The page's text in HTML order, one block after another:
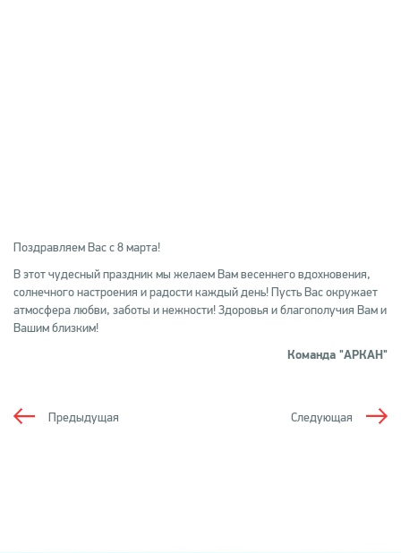
Поздравляем Вас с 8 марта!
В этот чудесный праздник мы желаем Вам весеннего вдохновения,
солнечного настроения и радости каждый день! Пусть Вас окружает
атмосфера любви, заботы и нежности! Здоровья и благополучия Вам и
Вашим близким!
Команда "АРКАН"
Следующая
Предыдущая